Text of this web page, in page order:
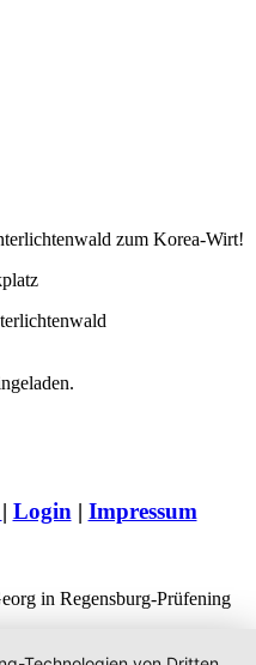
zum Korea-Wirt!
| Login | Impressum
in Regensburg-Prüfening